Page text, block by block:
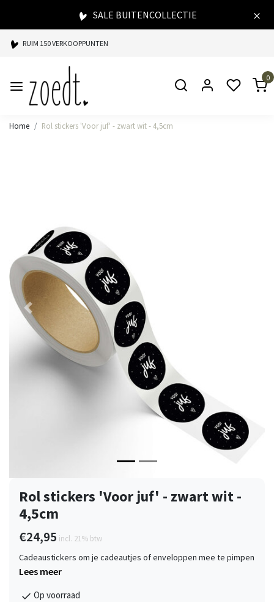
SALE BUITENCOLLECTIE
RUIM 150 VERKOOPPUNTEN
SPAARPUNTEN BIJ ELKE AANKOOP
SNELLE LEVERING
0
Home Rol stickers 'Voor juf' - zwart wit - 4,5cm
Vorige
Rol stickers 'Voor juf' - zwart wit -
4,5cm
€24,95 incl. 21% btw
Cadeaustickers om je cadeautjes of enveloppen mee te pimpen
Lees meer
Op voorraad